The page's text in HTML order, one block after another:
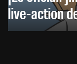
live-action